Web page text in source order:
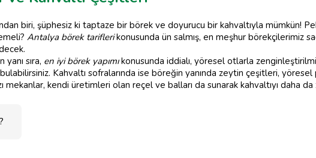
biri, şüphesiz ki taptaze bir börek ve doyurucu bir kahvaltıyla mümkün!
Antalya börek tariflerikonusunda ün salmış, en meşhur börekçilerimiz
sıra, en iyi börek yapımıkonusunda iddialı, yöresel otlarla
Kahvaltı sofralarında ise böreğin yanında zeytin çeşitleri,
kendi üretimleri olan reçel ve balları da sunarak kahvaltıyı daha